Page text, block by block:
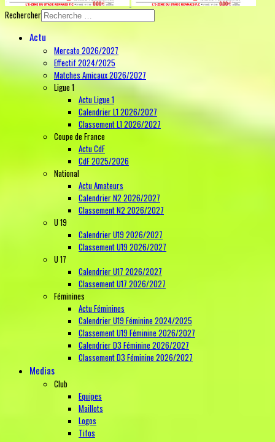
Rechercher
Actu
Mercato 2026/2027
Effectif 2024/2025
Matches Amicaux 2026/2027
Ligue 1
Actu Ligue 1
Calendrier L1 2026/2027
Classement L1 2026/2027
Coupe de France
Actu CdF
CdF 2025/2026
National
Actu Amateurs
Calendrier N2 2026/2027
Classement N2 2026/2027
U 19
Calendrier U19 2026/2027
Classement U19 2026/2027
U 17
Calendrier U17 2026/2027
Classement U17 2026/2027
Féminines
Actu Féminines
Calendrier U19 Féminine 2024/2025
Classement U19 Féminine 2026/2027
Calendrier D3 Féminine 2026/2027
Classement D3 Féminine 2026/2027
Medias
Club
Equipes
Maillots
Logos
Tifos